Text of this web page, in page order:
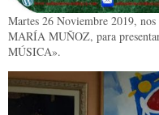
Martes 26 Noviembre 2019,
MARÍA MUÑOZ, para
MÚSICA».